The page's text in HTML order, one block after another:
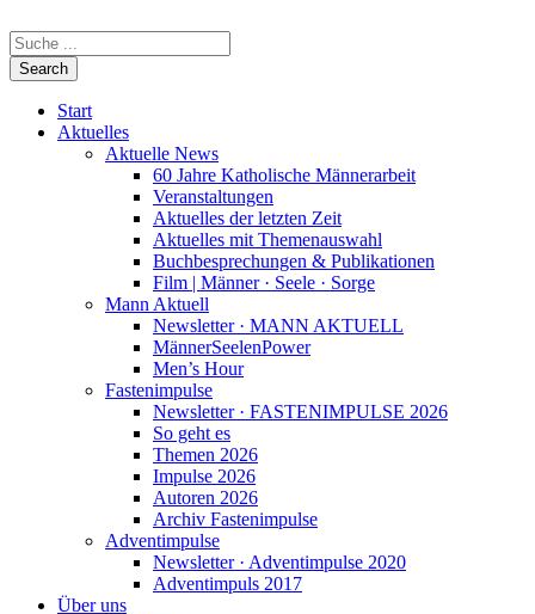
Start
Aktuelles
Aktuelle News
60 Jahre Katholische Männerarbeit
Veranstaltungen
Aktuelles der letzten Zeit
Aktuelles mit Themenauswahl
Buchbesprechungen & Publikationen
Film | Männer · Seele · Sorge
Mann Aktuell
Newsletter · MANN AKTUELL
MännerSeelenPower
Men’s Hour
Fastenimpulse
Newsletter · FASTENIMPULSE 2026
So geht es
Themen 2026
Impulse 2026
Autoren 2026
Archiv Fastenimpulse
Adventimpulse
Newsletter · Adventimpulse 2020
Adventimpuls 2017
Über uns